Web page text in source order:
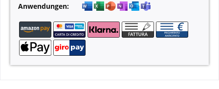
Anwendungen: